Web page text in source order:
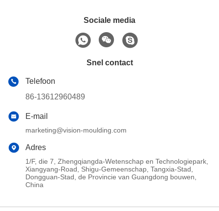
Sociale media
Snel contact
Telefoon
86-13612960489
E-mail
marketing@vision-moulding.com
Adres
1/F, die 7, Zhengqiangda-Wetenschap en Technologiepark,
Xiangyang-Road, Shigu-Gemeenschap, Tangxia-Stad,
Dongguan-Stad, de Provincie van Guangdong bouwen,
China